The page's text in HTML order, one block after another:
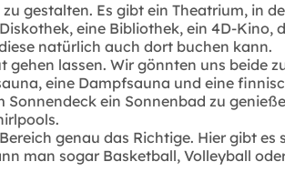
gestalten. Es gibt ein Theatrium, in
eine Bibliothek, ein 4D-
natürlich auch dort buchen kann.
lassen. Wir gönnten uns beide
eine Dampfsauna und eine
ein Sonnenbad zu
genau das Richtige. Hier gibt
man sogar Basketball, Volleyball